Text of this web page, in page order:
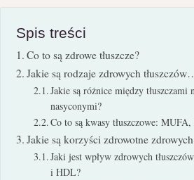
Spis treści
Co to są zdrowe tłuszcze?
Jakie są rodzaje zdrowych
Jakie są różnice między tłuszczami
nasyconymi?
Co to są kwasy tłuszczowe:
Jakie są korzyści zdrowotne
Jaki jest wpływ zdrowych
i HDL?